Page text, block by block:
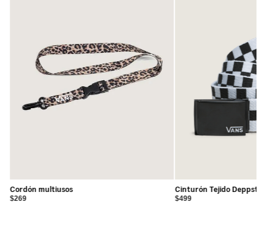
Cordón multiusos
$269
Cinturón Tejido Deppster
$499